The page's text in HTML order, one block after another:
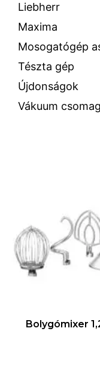
Liebherr
Maxima
Mosogatógép
Tészta gép
Újdonságok
Vákuum
Bolygómixer